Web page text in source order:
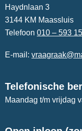
Haydnlaan 3
3144 KM Maassluis
Telefoon 010 – 593
E-mail:
Telefonische
Maandag t/m vrijdag